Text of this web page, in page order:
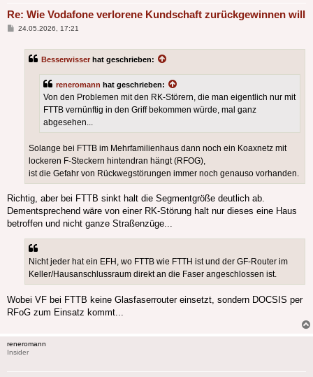
Re: Wie Vodafone verlorene Kundschaft zurückgewinnen will
Beitrag
24.05.2026, 17:21
Besserwisser hat geschrieben:
reneromann hat geschrieben:
Von den Problemen mit den RK-Störern, die man eigentlich nur mit
FTTB vernünftig in den Griff bekommen würde, mal ganz
abgesehen...
Solange bei FTTB im Mehrfamilienhaus dann noch ein Koaxnetz mit
lockeren F-Steckern hintendran hängt (RFOG),
ist die Gefahr von Rückwegstörungen immer noch genauso vorhanden.
Richtig, aber bei FTTB sinkt halt die Segmentgröße deutlich ab.
Dementsprechend wäre von einer RK-Störung halt nur dieses eine Haus
betroffen und nicht ganze Straßenzüge...
Nicht jeder hat ein EFH, wo FTTB wie FTTH ist und der GF-Router im
Keller/Hausanschlussraum direkt an die Faser angeschlossen ist.
Wobei VF bei FTTB keine Glasfaserrouter einsetzt, sondern DOCSIS per
RFoG zum Einsatz kommt...
reneromann
Insider